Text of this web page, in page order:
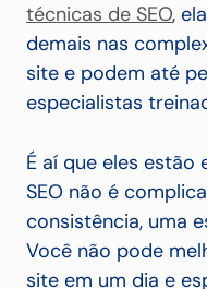
técnicas de SEO,
demais nas
site e podem até
especialistas
É aí que eles estão
SEO não é
consistência, uma
Você não pode
site em um dia e